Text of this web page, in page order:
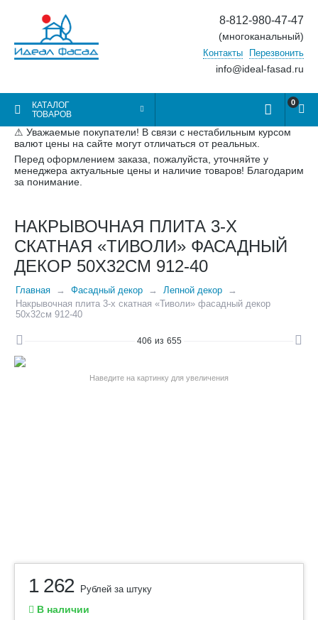
8-812-980-47-47
(многоканальный)
Контакты Перезвонить
info@ideal-fasad.ru
КАТАЛОГ
ТОВАРОВ
0
⚠ Уважаемые покупатели! В связи с нестабильным курсом
валют цены на сайте могут отличаться от реальных.
Перед оформлением заказа, пожалуйста, уточняйте у
менеджера актуальные цены и наличие товаров! Благодарим
за понимание.
НАКРЫВОЧНАЯ ПЛИТА 3-Х
СКАТНАЯ «ТИВОЛИ» ФАСАДНЫЙ
ДЕКОР 50Х32СМ 912-40
Главная Фасадный декор
Лепной декор
Накрывочная плита 3-х скатная «Тиволи» фасадный декор
50х32см 912-40
406 из 655
Наведите на картинку для увеличения
1 262 Рублей за штуку
В наличии